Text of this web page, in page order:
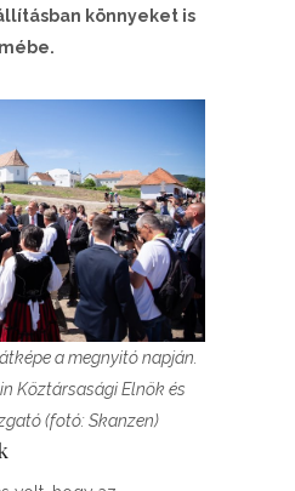
könnyeket is
a megnyitó napján.
Köztársasági Elnök és
(fotó: Skanzen)